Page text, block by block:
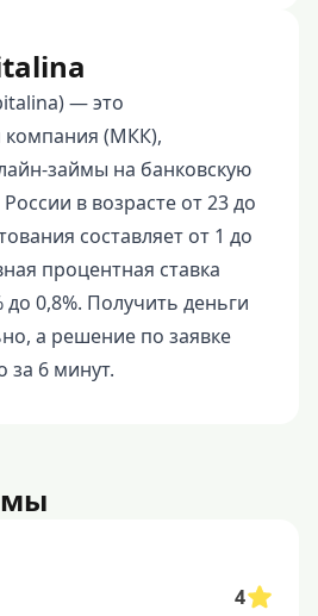
— это
компания (МКК),
займы на банковскую
в возрасте от 23 до
составляет от 1 до
процентная ставка
до 0,8%. Получить деньги
а решение по заявке
за 6 минут.
4